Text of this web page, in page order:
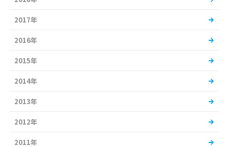
2017年
2016年
2015年
2014年
2013年
2012年
2011年